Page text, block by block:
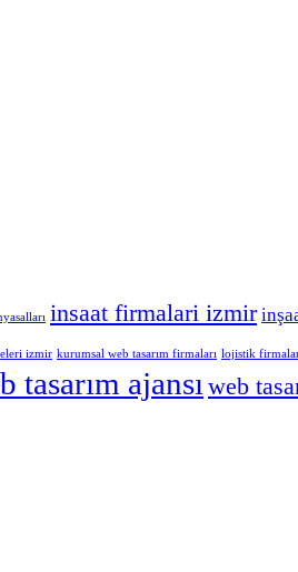
insaat firmalari izmir
izmir kurumsal web tasarım firmaları lojistik
tasarım ajansı web